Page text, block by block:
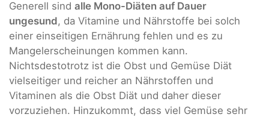
Generell sind alle Mono-Diäten auf Dauer
ungesund, da Vitamine und Nährstoffe bei solch
einer einseitigen Ernährung fehlen und es zu
Mangelerscheinungen kommen kann.
Nichtsdestotrotz ist die Obst und Gemüse Diät
vielseitiger und reicher an Nährstoffen und
Vitaminen als die Obst Diät und daher dieser
vorzuziehen. Hinzukommt, dass viel Gemüse sehr